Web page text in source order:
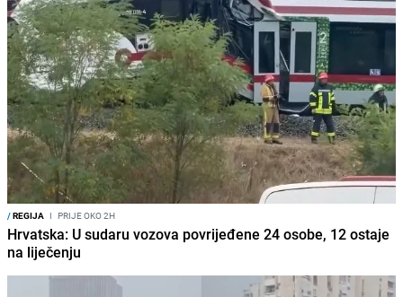
/REGIJA I PRIJE OKO 2H
Hrvatska: U sudaru vozova povrijeđene 24 osobe, 12 ostaje
na liječenju